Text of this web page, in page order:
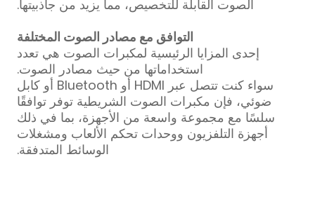
الصوت القابلة للتخصيص، مما يزيد من جاذبيتها.
التوافق مع مصادر الصوت المختلفة
إحدى المزايا الرئيسية لمكبرات الصوت هي تعدد
استخداماتها من حيث مصادر الصوت.
سواء كنت تتصل عبر HDMI أو Bluetooth أو كابل
ضوئي، فإن مكبرات الصوت الشريطية توفر توافقًا
سلسًا مع مجموعة واسعة من الأجهزة، بما في ذلك
أجهزة التلفزيون ووحدات تحكم الألعاب ومشغلات
الوسائط المتدفقة.